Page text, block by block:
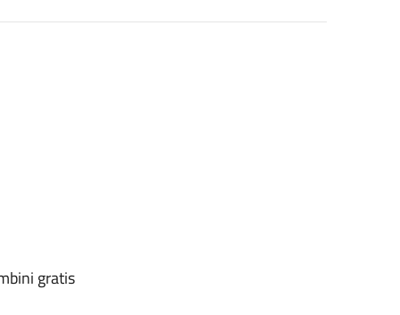
gratis